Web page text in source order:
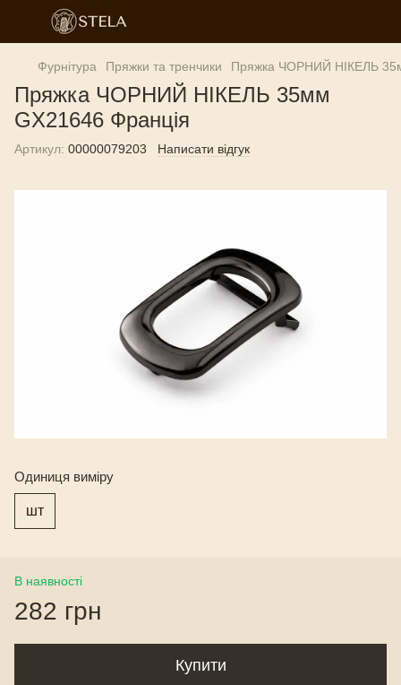
Фурнітура Пряжки та тренчики Пряжка ЧОРНИЙ НІКЕЛЬ
Пряжка ЧОРНИЙ НІКЕЛЬ 35мм
GX21646 Франція
Артикул: 00000079203 Написати відгук
Одиниця виміру
шт
В наявності
282 грн
Купити